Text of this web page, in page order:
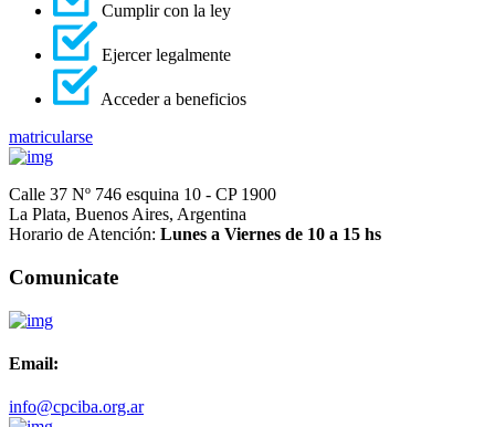
Cumplir con la ley
Ejercer legalmente
Acceder a beneficios
matricularse
Calle 37 Nº 746 esquina 10 - CP 1900
La Plata, Buenos Aires, Argentina
Horario de Atención: Lunes a Viernes de 10 a 15 hs
Comunicate
Email:
info@cpciba.org.ar